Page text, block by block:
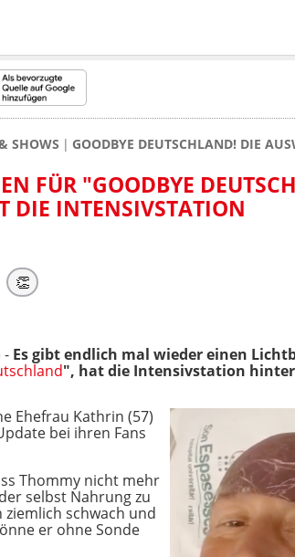
SHOWS GOODBYE DEUTSCHLAND! DIE
FÜR "GOODBYE
DIE INTENSIVSTATION
👏
- Es gibt endlich mal wieder einen
", hat die Intensivstation hinter
Ehefrau Kathrin (57)
bei ihren Fans
Thommy nicht mehr
selbst Nahrung zu
schwach und
er ohne Sonde